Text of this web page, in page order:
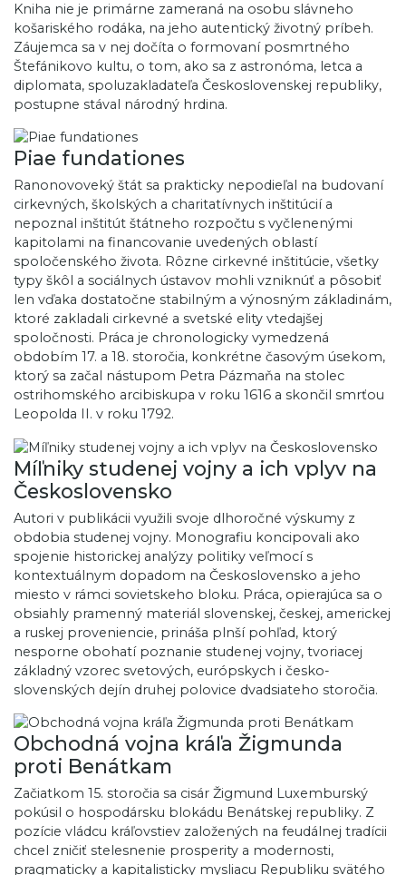
Kniha nie je primárne zameraná na osobu slávneho
košariského rodáka, na jeho autentický životný príbeh.
Záujemca sa v nej dočíta o formovaní posmrtného
Štefánikovo kultu, o tom, ako sa z astronóma, letca a
diplomata, spoluzakladateľa Československej republiky,
postupne stával národný hrdina.
Piae fundationes
Ranonovoveký štát sa prakticky nepodieľal na budovaní
cirkevných, školských a charitatívnych inštitúcií a
nepoznal inštitút štátneho rozpočtu s vyčlenenými
kapitolami na financovanie uvedených oblastí
spoločenského života. Rôzne cirkevné inštitúcie, všetky
typy škôl a sociálnych ústavov mohli vzniknúť a pôsobiť
len vďaka dostatočne stabilným a výnosným základinám,
ktoré zakladali cirkevné a svetské elity vtedajšej
spoločnosti. Práca je chronologicky vymedzená
obdobím 17. a 18. storočia, konkrétne časovým úsekom,
ktorý sa začal nástupom Petra Pázmaňa na stolec
ostrihomského arcibiskupa v roku 1616 a skončil smrťou
Leopolda II. v roku 1792.
Míľniky studenej vojny a ich vplyv na
Československo
Autori v publikácii využili svoje dlhoročné výskumy z
obdobia studenej vojny. Monografiu koncipovali ako
spojenie historickej analýzy politiky veľmocí s
kontextuálnym dopadom na Československo a jeho
miesto v rámci sovietskeho bloku. Práca, opierajúca sa o
obsiahly pramenný materiál slovenskej, českej, americkej
a ruskej proveniencie, prináša plnší pohľad, ktorý
nesporne obohatí poznanie studenej vojny, tvoriacej
základný vzorec svetových, európskych i česko-
slovenských dejín druhej polovice dvadsiateho storočia.
Obchodná vojna kráľa Žigmunda
proti Benátkam
Začiatkom 15. storočia sa cisár Žigmund Luxemburský
pokúsil o hospodársku blokádu Benátskej republiky. Z
pozície vládcu kráľovstiev založených na feudálnej tradícii
chcel zničiť stelesnenie prosperity a modernosti,
pragmaticky a kapitalisticky mysliacu Republiku svätého